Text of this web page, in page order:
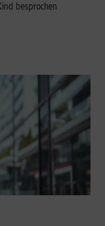
besprochen